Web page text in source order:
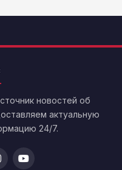
новостей об
актуальную
24/7.